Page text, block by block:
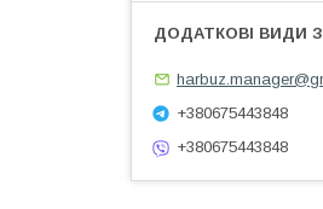
+380675443848
+380675443848